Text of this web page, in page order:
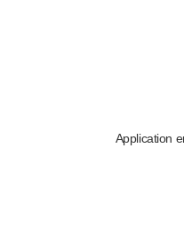
Application